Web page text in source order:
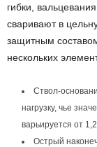
гибки,
сваривают в
защитным
нескольких
Ствол-
нагрузку, чье
варьируется от
Острый